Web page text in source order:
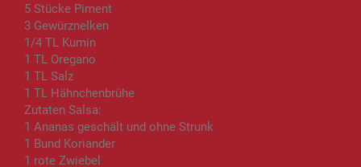
5 Stücke Piment
3 Gewürznelken
1/4 TL Kumin
1 TL Oregano
1 TL Salz
1 TL Hähnchenbrühe
Zutaten Salsa:
1 Ananas geschält und ohne Strunk
1 Bund Koriander
1 rote Zwiebel